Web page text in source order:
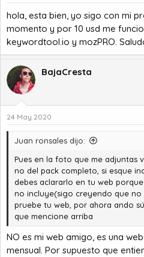
s
hola, esta bien, yo sigo con mi
momento y por 10 usd me
keywordtool.io y mozPRO.
BajaCresta
24 May 2020
Juan ronsales dijo:
Pues en la foto que me adjuntas
no del pack completo, si esque
debes aclararlo en tu web
no incluye(sigo creyendo que no
pruebe tu web, por ahora ando
que mencione arriba
NO es mi web amigo, es una
mensual. Por supuesto que